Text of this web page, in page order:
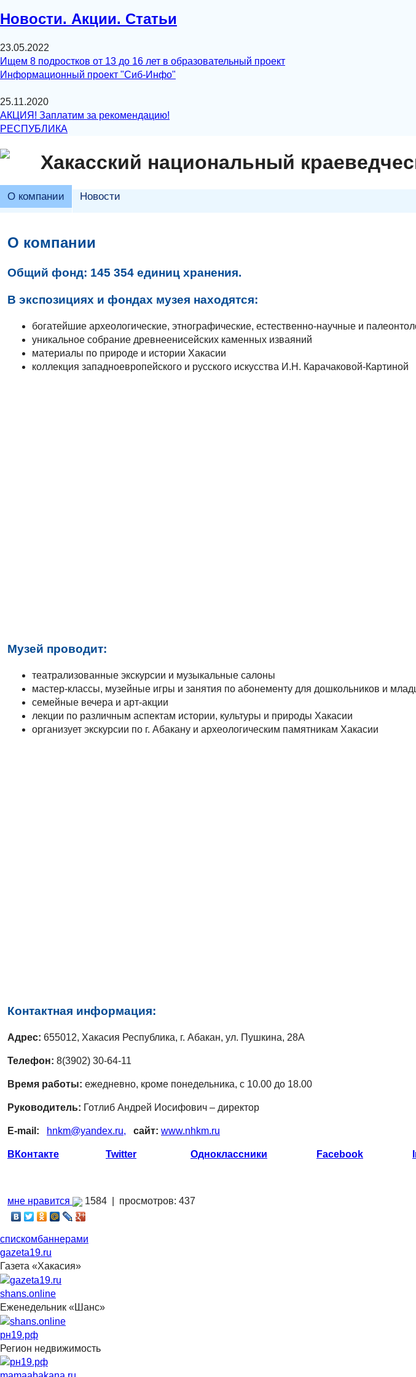
Новости. Акции. Статьи
23.05.2022
Ищем 8 подростков от 13 до 16 лет в образовательный проект
Информационный проект "Сиб-Инфо"
25.11.2020
АКЦИЯ! Заплатим за рекомендацию!
РЕСПУБЛИКА
Хакасский национальный
О компании Новости
О компании
Общий фонд: 145 354 единиц хранения.
В экспозициях и фондах музея находятся:
богатейшие археологические, этнографические, естественно-научные и
уникальное собрание древнеенисейских каменных изваяний
материалы по природе и истории Хакасии
коллекция западноевропейского и русского искусства И.Н. Карачаковой-Картиной
Музей проводит:
театрализованные экскурсии и музыкальные салоны
мастер-классы, музейные игры и занятия по абонементу для дошкольников и
семейные вечера и арт-акции
лекции по различным аспектам истории, культуры и природы Хакасии
организует экскурсии по г. Абакану и археологическим памятникам Хакасии
Контактная информация:
Адрес: 655012, Хакасия Республика, г. Абакан, ул. Пушкина, 28А
Телефон: 8(3902) 30-64-11
Время работы: ежедневно, кроме понедельника, с 10.00 до 18.00
Руководитель: Готлиб Андрей Иосифович – директор
Е-mail: hnkm@yandex.ru, сайт: www.nhkm.ru
ВКонтакте Twitter Одноклассники Facebook
мне нравится 1584 | просмотров: 437
спискомбаннерами
gazeta19.ru
Газета «Хакасия»
shans.online
Еженедельник «Шанс»
рн19.рф
Регион недвижимость